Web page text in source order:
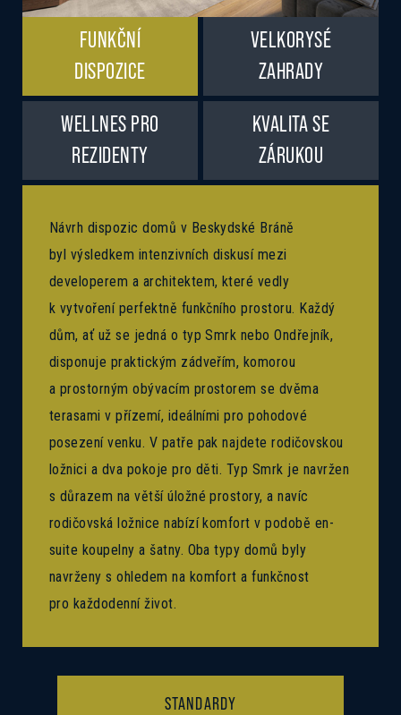
FUNKČNÍ
DISPOZICE
VELKORYSÉ
ZAHRADY
WELLNES PRO
REZIDENTY
KVALITA SE
ZÁRUKOU
Návrh dispozic domů v Beskydské Bráně
byl výsledkem intenzivních diskusí mezi
developerem a architektem, které vedly
k vytvoření perfektně funkčního prostoru. Každý
dům, ať už se jedná o typ Smrk nebo Ondřejník,
disponuje praktickým zádveřím, komorou
a prostorným obývacím prostorem se dvěma
terasami v přízemí, ideálními pro pohodové
posezení venku. V patře pak najdete rodičovskou
ložnici a dva pokoje pro děti. Typ Smrk je navržen
s důrazem na větší úložné prostory, a navíc
rodičovská ložnice nabízí komfort v podobě en-
suite koupelny a šatny. Oba typy domů byly
navrženy s ohledem na komfort a funkčnost
pro každodenní život.
STANDARDY